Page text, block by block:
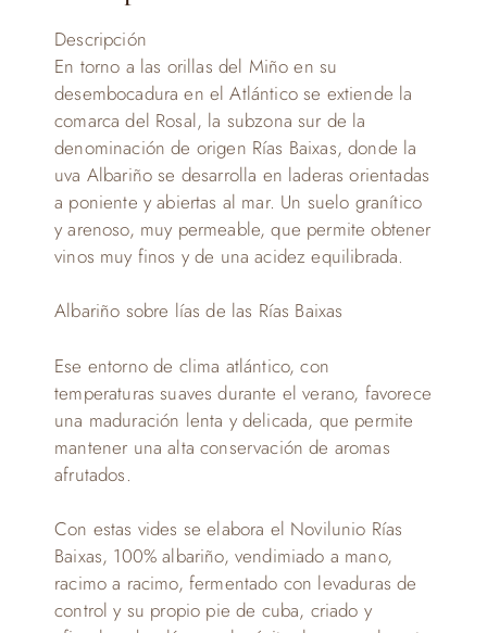
Descripción
En torno a las orillas del Miño en su
desembocadura en el Atlántico se extiende la
comarca del Rosal, la subzona sur de la
denominación de origen Rías Baixas, donde la
uva Albariño se desarrolla en laderas orientadas
a poniente y abiertas al mar. Un suelo granítico
y arenoso, muy permeable, que permite obtener
vinos muy finos y de una acidez equilibrada.
Albariño sobre lías de las Rías Baixas
Ese entorno de clima atlántico, con
temperaturas suaves durante el verano, favorece
una maduración lenta y delicada, que permite
mantener una alta conservación de aromas
afrutados.
Con estas vides se elabora el Novilunio Rías
Baixas, 100% albariño, vendimiado a mano,
racimo a racimo, fermentado con levaduras de
control y su propio pie de cuba, criado y